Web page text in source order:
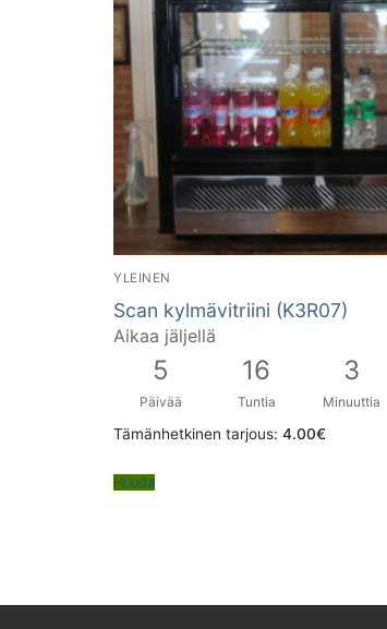
YLEINEN
Scan kylmävitriini (K3R07)
Aikaa jäljellä
5
Päivää
16
Tuntia
3
Minuuttia
Tämänhetkinen tarjous: 4.00€
Huuda